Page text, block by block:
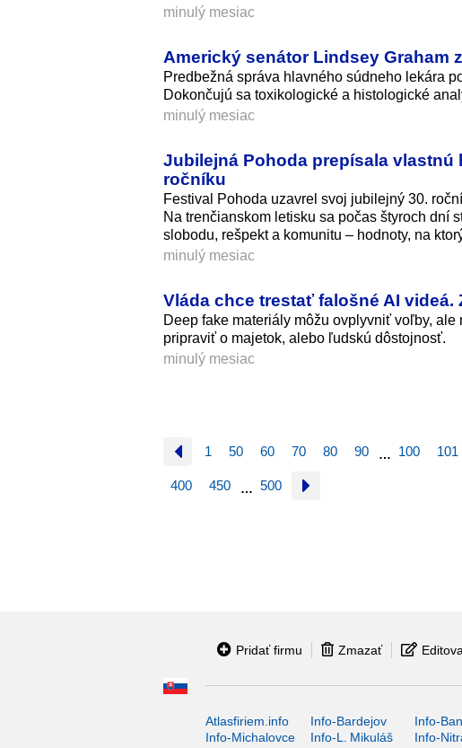
minulý mesiac
Americký senátor Lindsey Graham
Predbežná správa hlavného súdneho lekára
Dokončujú sa toxikologické a histologické
minulý mesiac
Jubilejná Pohoda prepísala
ročníku
Festival Pohoda uzavrel svoj jubilejný 30.
Na trenčianskom letisku sa počas štyroch dní
slobodu, rešpekt a komunitu – hodnoty, na
minulý mesiac
Vláda chce trestať falošné AI
Deep fake materiály môžu ovplyvniť voľby,
pripraviť o majetok, alebo ľudskú dôstojnosť.
minulý mesiac
1 50 60 70 80 90 … 100 101
400 450 … 500
Pridať firmu Zmazať
Atlasfiriem.info Info-Bardejov Info-
Info-Michalovce
Info-L. Mikuláš Info-